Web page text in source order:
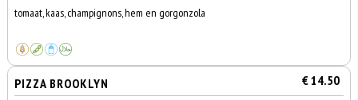
tomaat, kaas, champignons, hem en gorgonzola
PIZZA BROOKLYN € 14.50